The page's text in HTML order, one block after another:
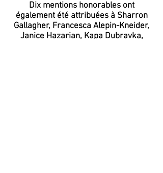
Dix mentions honorables ont
également été attribuées à Sharron
Gallagher, Francesca Alepin-Kneider,
Janice Hazarian, Kapa Dubravka,